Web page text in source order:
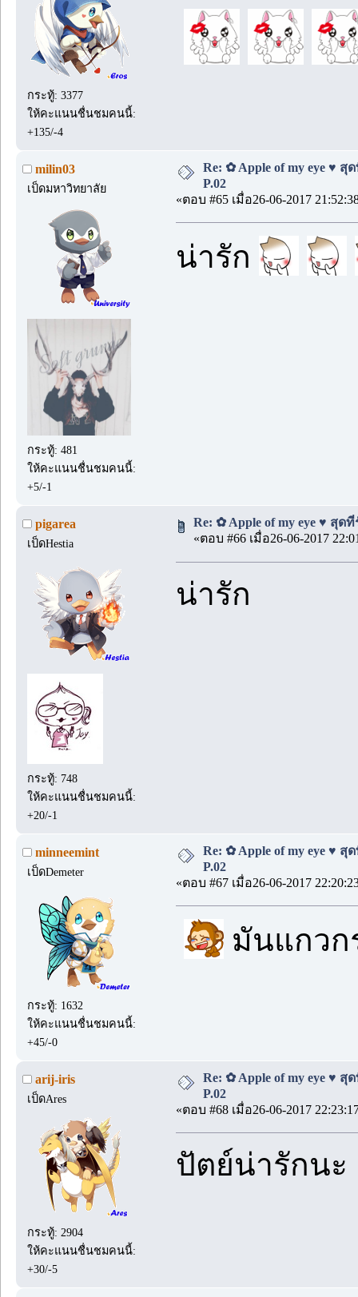
กระทู้: 3377
ให้คะแนนชื่นชมคนนี้:
+135/-4
milin03
เป็ดมหาวิทยาลัย
กระทู้: 481
ให้คะแนนชื่นชมคนนี้:
+5/-1
Re: ✿ Apple of my eye ♥
P.02
«ตอบ #65 เมื่อ26-06-2017
น่ารัก
pigarea
เป็ดHestia
กระทู้: 748
ให้คะแนนชื่นชมคนนี้:
+20/-1
Re: ✿ Apple of my eye ♥ สุด
«ตอบ #66 เมื่อ26-06-2017
น่ารัก
minneemint
เป็ดDemeter
กระทู้: 1632
ให้คะแนนชื่นชมคนนี้:
+45/-0
Re: ✿ Apple of my eye ♥
P.02
«ตอบ #67 เมื่อ26-06-2017
มันแกวก
arij-iris
เป็ดAres
กระทู้: 2904
ให้คะแนนชื่นชมคนนี้:
+30/-5
Re: ✿ Apple of my eye ♥
P.02
«ตอบ #68 เมื่อ26-06-2017
ปัตย์น่ารักนะ